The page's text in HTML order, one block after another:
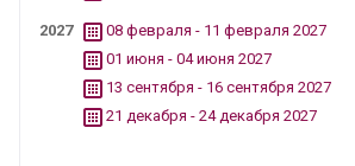
2027
08 февраля - 11 февраля 2027
01 июня - 04 июня 2027
13 сентября - 16 сентября 2027
21 декабря - 24 декабря 2027